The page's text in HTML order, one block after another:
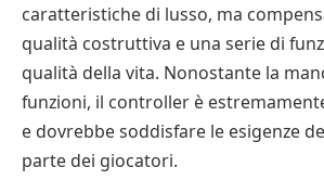
caratteristiche di lusso, ma
qualità costruttiva e una serie di
qualità della vita. Nonostante la
funzioni, il controller è
e dovrebbe soddisfare le esigenze
parte dei giocatori.